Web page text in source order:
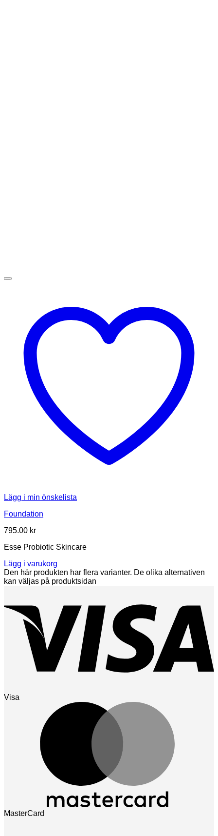
Lägg i min önskelista
Foundation
795.00 kr
Esse Probiotic Skincare
Lägg i varukorg
Den här produkten har flera varianter. De olika alternativen
kan väljas på produktsidan
Visa
MasterCard